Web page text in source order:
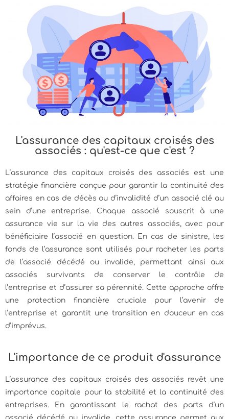
L'assurance des capitaux croisés des
associés : qu'est-ce que c'est ?
L’assurance des capitaux croisés des associés est une
stratégie financière conçue pour garantir la continuité des
affaires en cas de décès ou d’invalidité d’un associé clé au
sein d’une entreprise. Chaque associé souscrit à une
assurance vie sur la vie des autres associés, avec pour
bénéficiaire l’associé en question. En cas de sinistre, les
fonds de l’assurance sont utilisés pour racheter les parts
de l’associé décédé ou invalide, permettant ainsi aux
associés survivants de conserver le contrôle de
l’entreprise et d’assurer sa pérennité. Cette approche offre
une protection financière cruciale pour l’avenir de
l’entreprise et garantit une transition en douceur en cas
d’imprévus.
L'importance de ce produit d'assurance
L’assurance des capitaux croisés des associés revêt une
importance capitale pour la stabilité et la continuité des
entreprises. En garantissant le rachat des parts d’un